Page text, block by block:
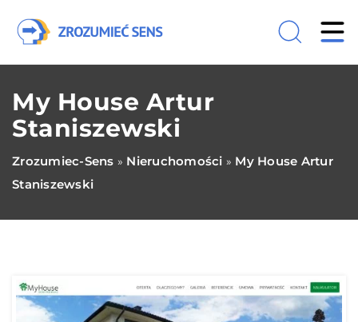
My House Artur
Staniszewski
Zrozumiec-Sens » Nieruchomości » My House Artur
Staniszewski